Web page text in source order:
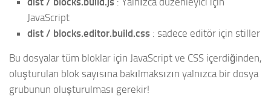
JavaScript
dist / blocks.editor.build.css : sadece editör için stiller
Bu dosyalar tüm bloklar için JavaScript ve CSS içerdiğinden,
oluşturulan blok sayısına bakılmaksızın yalnızca bir dosya
grubunun oluşturulması gerekir!